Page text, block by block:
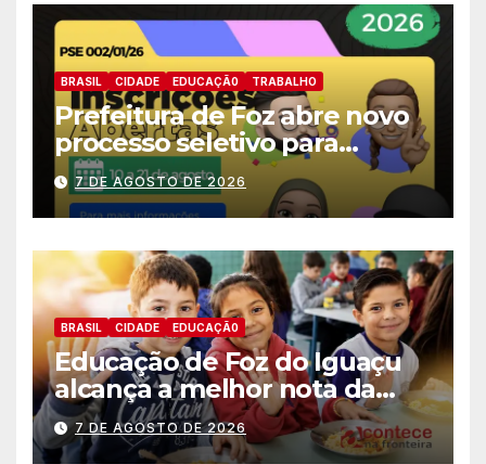
BRASIL CIDADE EDUCAÇÃ0 TRABALHO
Prefeitura de Foz abre novo
processo seletivo para
estagiários
7 DE AGOSTO DE 2026
BRASIL CIDADE EDUCAÇÃ0
Educação de Foz do Iguaçu
alcança a melhor nota da
história no IDEB
7 DE AGOSTO DE 2026